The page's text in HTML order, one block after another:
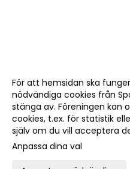
För att hemsidan ska
nödvändiga cookies från
stänga av. Föreningen kan
cookies, t.ex. för statistik
själv om du vill acceptera
Anpassa dina val